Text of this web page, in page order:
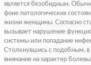
является безобидным.
фоне патологических
жизни женщины. Согласно
вызывает нарушение
системы или попадание
Столкнувшись с подобным,
внимание на характер